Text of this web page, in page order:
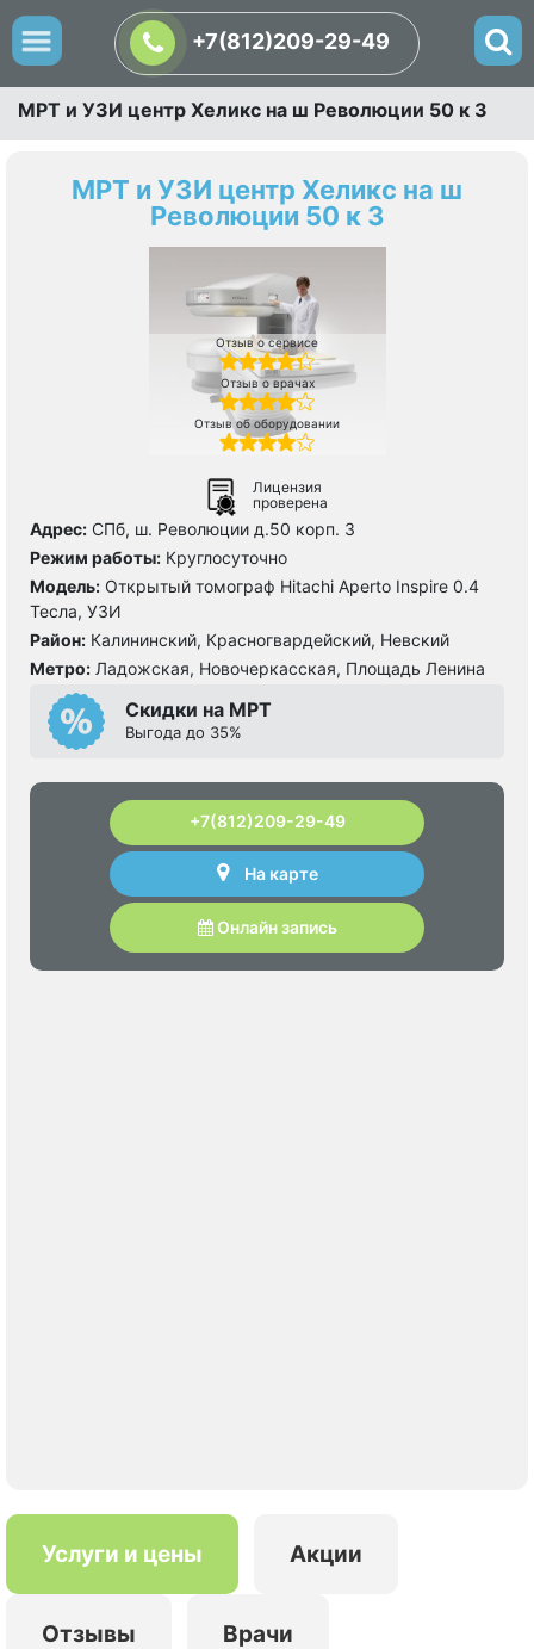
+7(812)209-29-49
МРТ и УЗИ центр Хеликс на ш Революции 50 к 3
МРТ и УЗИ центр Хеликс на ш
Революции 50 к 3
Отзыв о сервисе
Отзыв о врачах
Отзыв об оборудовании
Лицензия
проверена
Адрес: СПб, ш. Революции д.50 корп. 3
Режим работы: Круглосуточно
Модель: Открытый томограф Hitachi Aperto Inspire 0.4
Тесла, УЗИ
Район: Калининский, Красногвардейский, Невский
Метро: Ладожская, Новочеркасская, Площадь Ленина
Скидки на МРТ
Выгода до 35%
+7(812)209-29-49
На карте
Онлайн запись
Услуги и цены Акции
Отзывы Врачи